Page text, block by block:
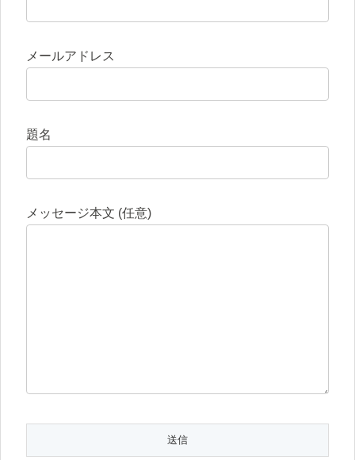
メールアドレス
題名
メッセージ本文 (任意)